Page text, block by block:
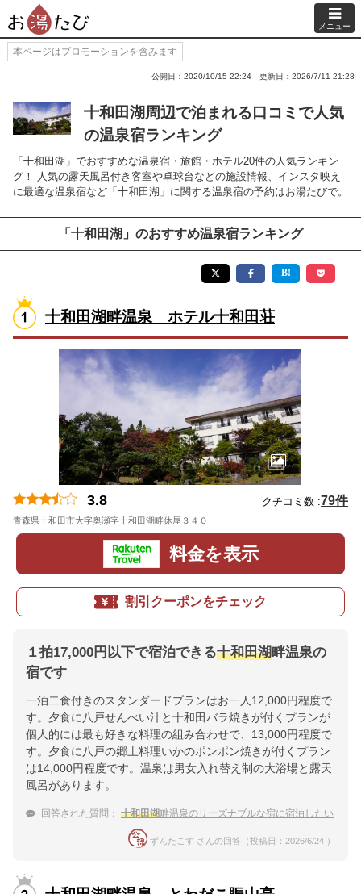
メニュー
本ページはプロモーションを含みます
公開日：2020/10/15 22:24 更新日：2026/7/11 21:28
十和田湖周辺で泊まれる口コミで人気
の温泉宿ランキング
「十和田湖」でおすすめな温泉宿・旅館・ホテル20件の人気ランキン
グ！ 人気の露天風呂付き客室や卓球台などの施設情報、インスタ映え
に最適な温泉宿など「十和田湖」に関する温泉宿の予約はお湯たびで。
「十和田湖」のおすすめ温泉宿ランキング
十和田湖畔温泉 ホテル十和田荘
3.8 クチコミ数 :79件
青森県十和田市大字奥瀬字十和田湖畔休屋３４０
料金を表示
割引クーポンをチェック
１拍17,000円以下で宿泊できる十和田湖畔温泉の
宿です
一泊二食付きのスタンダードプランはお一人12,000円程度で
す。夕食に八戸せんべい汁と十和田バラ焼きが付くプランが
個人的には最も好きな料理の組み合わせで、13,000円程度で
す。夕食に八戸の郷土料理いかのポンポン焼きが付くプラン
は14,000円程度です。温泉は男女入れ替え制の大浴場と露天
風呂があります。
回答された質問： 十和田湖畔温泉のリーズナブルな宿に宿泊したい
ずんたこす さんの回答（投稿日：2026/6/24 ）